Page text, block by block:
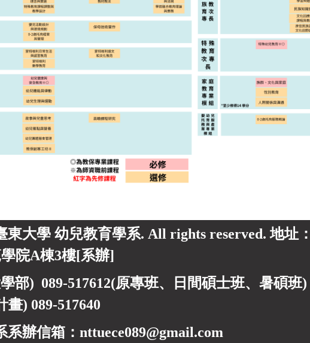
東大學 幼兒教育學系. All rights reserved. 地址
院A棟3樓[系辦]
部) 089-517612(原專班、日間碩士班、暑碩班
畫) 089-517640
辦信箱：nttuece089@gmail.com